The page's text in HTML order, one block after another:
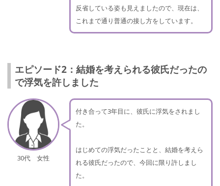
反省している姿も見えましたので、現在は、
これまで通り普通の接し方をしています。
エピソード2：結婚を考えられる彼氏だったの
で浮気を許しました
30代 女性
付き合って3年目に、彼氏に浮気をされまし
た。
はじめての浮気だったことと、結婚を考えら
れる彼氏だったので、今回に限り許しまし
た。